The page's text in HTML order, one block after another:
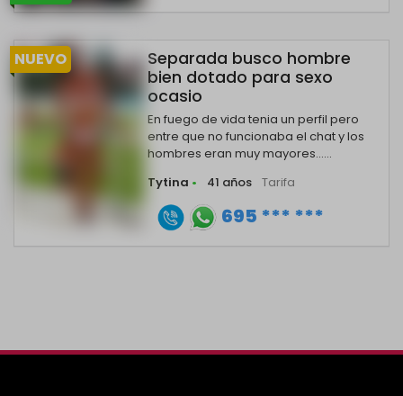
NUEVO
Separada busco hombre
bien dotado para sexo
ocasio
En fuego de vida tenia un perfil pero
entre que no funcionaba el chat y los
hombres eran muy mayores......
Tytina • 41 años Tarifa
695 *** ***